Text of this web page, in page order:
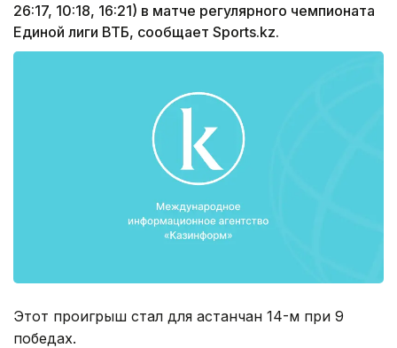
26:17, 10:18, 16:21) в матче регулярного чемпионата
Единой лиги ВТБ, сообщает Sports.kz.
Этот проигрыш стал для астанчан 14-м при 9
победах.